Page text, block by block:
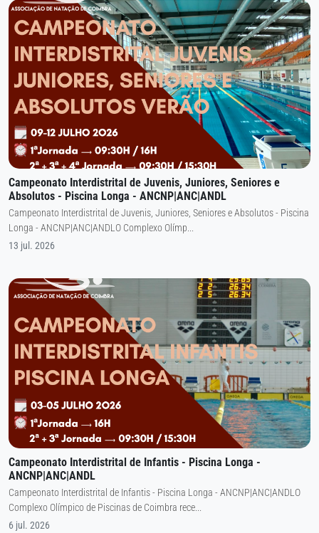
Campeonato Interdistrital de Juvenis, Juniores, Seniores e
Absolutos - Piscina Longa - ANCNP|ANC|ANDL
Campeonato Interdistrital de Juvenis, Juniores, Seniores e Absolutos - Piscina
Longa - ANCNP|ANC|ANDLO Complexo Olímp...
13 jul. 2026
Campeonato Interdistrital de Infantis - Piscina Longa -
ANCNP|ANC|ANDL
Campeonato Interdistrital de Infantis - Piscina Longa - ANCNP|ANC|ANDLO
Complexo Olímpico de Piscinas de Coimbra rece...
6 jul. 2026